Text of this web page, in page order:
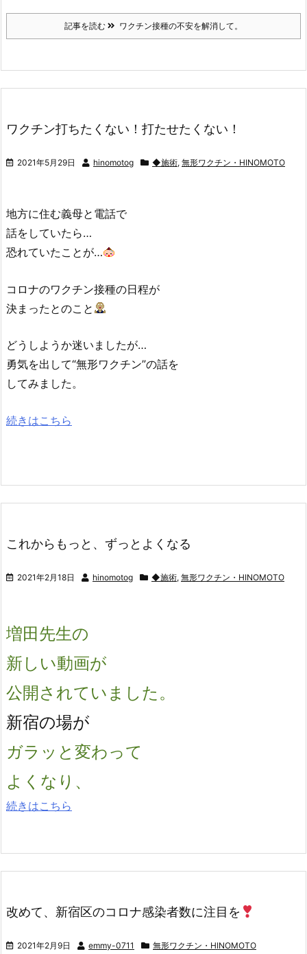
記事を読む ワクチン接種の不安を解消して。
ワクチン打ちたくない！打たせたくない！
2021年5月29日 hinomotog ◆施術, 無形ワクチン・HINOMOTO
地方に住む義母と電話で
話をしていたら…
恐れていたことが…
コロナのワクチン接種の日程が
決まったとのこと
どうしようか迷いましたが…
勇気を出して“無形ワクチン”の話を
してみました。
続きはこちら
これからもっと、ずっとよくなる
2021年2月18日 hinomotog ◆施術, 無形ワクチン・HINOMOTO
増田先生の
新しい動画が
公開されていました。
新宿の場が
ガラッと変わって
よくなり、
続きはこちら
改めて、新宿区のコロナ感染者数に注目を
2021年2月9日 emmy-0711 無形ワクチン・HINOMOTO